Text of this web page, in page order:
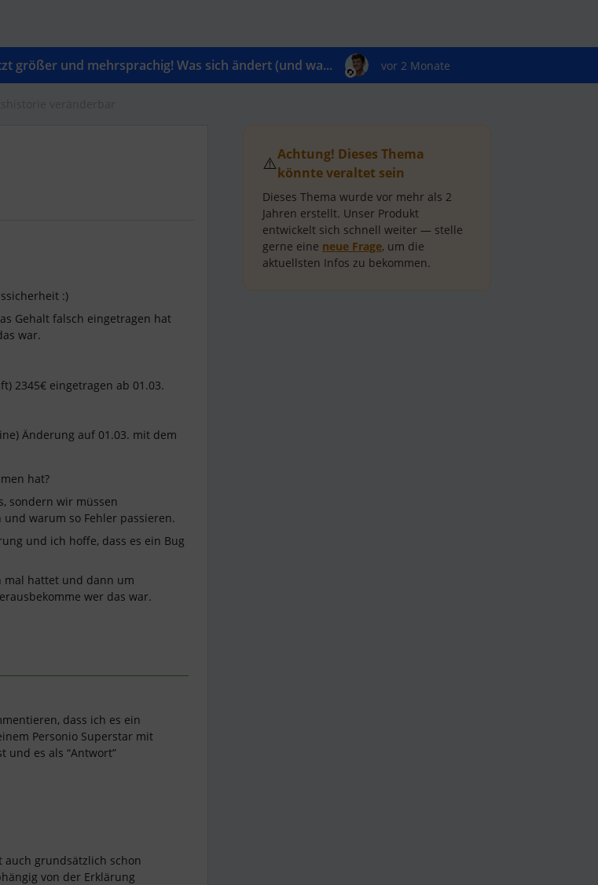
größer und mehrsprachig! Was sich ändert (und wa... vor 2 Monate
:)
Gehalt falsch eingetragen hat
war.
2345€ eingetragen ab 01.03.
Änderung auf 01.03. mit dem
hat?
sondern wir müssen
warum so Fehler passieren.
und ich hoffe, dass es ein Bug
mal hattet und dann um
wer das war.
dass ich es ein
Personio Superstar mit
und es als “Antwort”
auch grundsätzlich schon
von der Erklärung
⚠️Achtung! Dieses Thema
könnte veraltet sein
Dieses Thema wurde vor mehr als 2
Jahren erstellt. Unser Produkt
entwickelt sich schnell weiter — stelle
gerne eine neue Frage, um die
aktuellsten Infos zu bekommen.